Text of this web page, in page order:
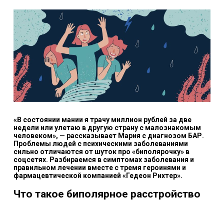
«В состоянии мании я трачу миллион рублей за две
недели или улетаю в другую страну с малознакомым
человеком», — рассказывает Мария с диагнозом БАР.
Проблемы людей с психическими заболеваниями
сильно отличаются от шуток про «биполярочку» в
соцсетях. Разбираемся в симптомах заболевания и
правильном лечении вместе с тремя героинями и
фармацевтической компанией «Гедеон Рихтер».
Что такое биполярное расстройство